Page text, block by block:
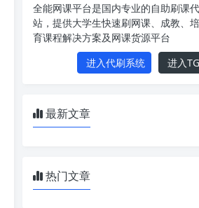
全能网课平台是国内专业的自助刷课
站，提供大学生快速刷网课、成教、
育课程解决方案及网课货源平台
进入代刷系统
进入
最新文章
热门文章